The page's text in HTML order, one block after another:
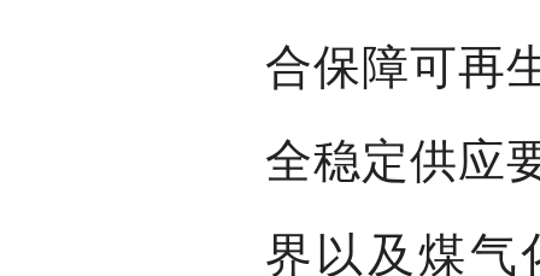
合保障可再
全稳定供应
界以及煤气